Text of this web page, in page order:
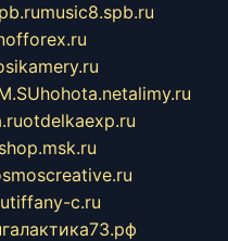
music8.spb.ru
hohota.netalimy.ru
otdelkaexp.ru
tiffany-c.ru
галактика73.рф